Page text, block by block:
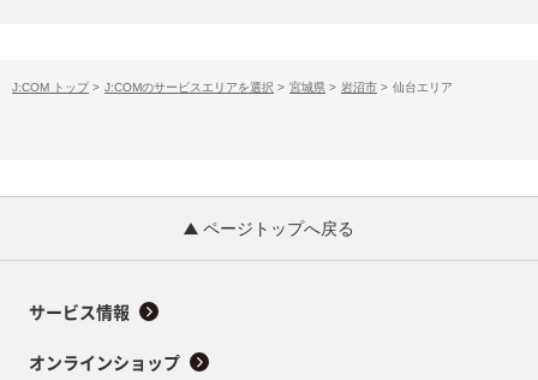
J:COM トップ > J:COMのサービスエリアを選択 > 宮城県 > 岩沼市 > 仙台エリア
ページトップへ戻る
サービス情報
オンラインショップ